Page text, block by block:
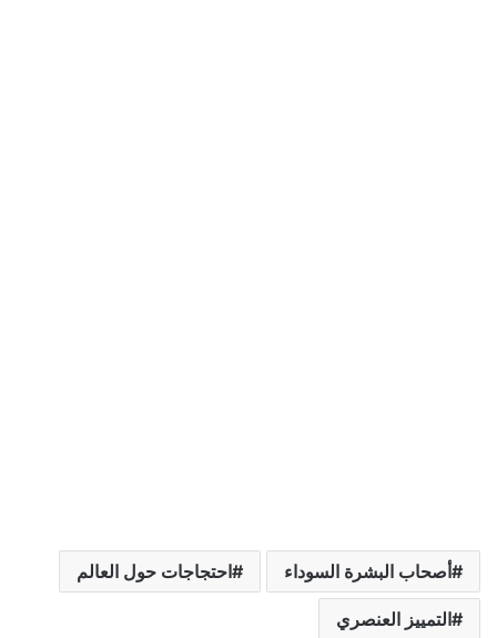
أصحاب البشرة السوداء احتجاجات حول العالم
التمييز العنصري